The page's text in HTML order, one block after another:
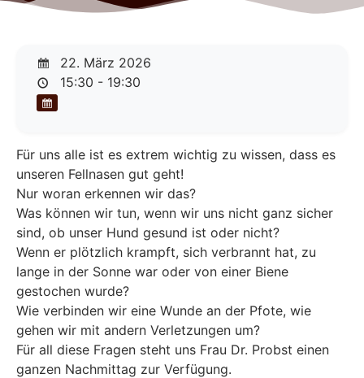
22. März 2026
15:30 - 19:30
Für uns alle ist es extrem wichtig zu wissen, dass es
unseren Fellnasen gut geht!
Nur woran erkennen wir das?
Was können wir tun, wenn wir uns nicht ganz sicher
sind, ob unser Hund gesund ist oder nicht?
Wenn er plötzlich krampft, sich verbrannt hat, zu
lange in der Sonne war oder von einer Biene
gestochen wurde?
Wie verbinden wir eine Wunde an der Pfote, wie
gehen wir mit andern Verletzungen um?
Für all diese Fragen steht uns Frau Dr. Probst einen
ganzen Nachmittag zur Verfügung.